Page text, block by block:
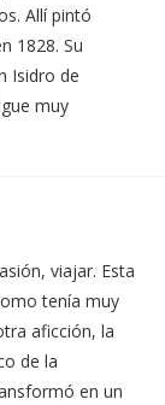
Allí pintó
1828. Su
Isidro de
muy
viajar. Esta
tenía muy
aficción, la
de la
en un